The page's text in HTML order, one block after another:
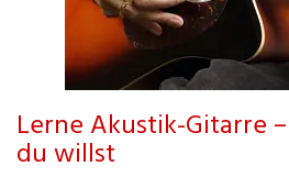
Lerne Akustik-Gitarre
du willst